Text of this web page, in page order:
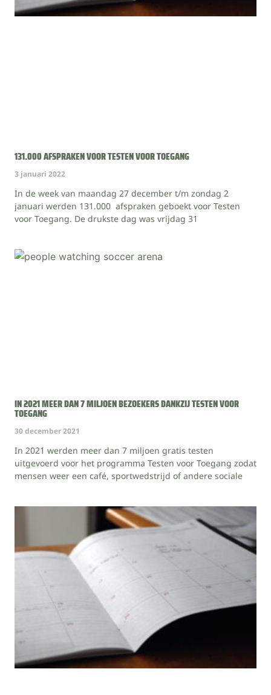
131.000 AFSPRAKEN VOOR TESTEN VOOR TOEGANG
3 januari 2022
In de week van maandag 27 december t/m zondag 2
januari werden 131.000 afspraken geboekt voor Testen
voor Toegang. De drukste dag was vrijdag 31
IN 2021 MEER DAN 7 MILJOEN BEZOEKERS DANKZIJ TESTEN VOOR
TOEGANG
30 december 2021
In 2021 werden meer dan 7 miljoen gratis testen
uitgevoerd voor het programma Testen voor Toegang zodat
mensen weer een café, sportwedstrijd of andere sociale